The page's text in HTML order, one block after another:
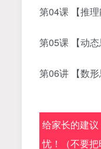
第04课 【推
第05课 【动
第06讲 【数
给家长的建
忧！（不要把